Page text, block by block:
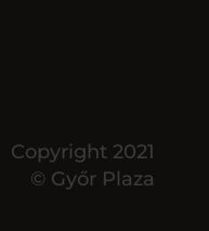
Copyright 2021
© Győr Plaza